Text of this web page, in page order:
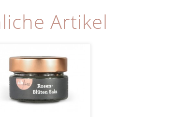
Artikel